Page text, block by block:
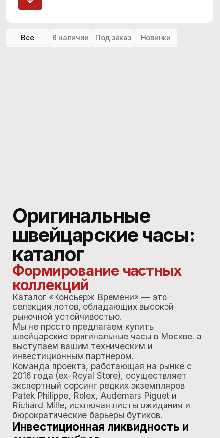
инвестиционным партнером.
Команда проекта, работающая на рынке с
2016 года (ex-Royal Store), осуществляет
экспертный сорсинг редких экземпляров
Patek Philippe, Rolex, Audemars Piguet и
Richard Mille, исключая листы ожидания и
бюрократические барьеры бутиков.
Инвестиционная ликвидность и
аудит калибров
Каждое изделие в нашем листинге проходит
многоуровневый аудит подлинности,
юридической чистоты и обязательную
проверку точности хода на
профессиональном оборудовании.
Мы фокусируемся на моделях с высоким
потенциалом капитализации, обеспечивая
клиентам доступ к часовым активам,
которые сохраняют и преумножают свою
ценность вне зависимости от волатильности
рынка.
Формат обслуживания и
глобальный сорсинг
Приобретение сложных механизмов в
«Консьерж Времени» строится на принципах
приватности. Наш формат работы полностью
адаптирован под ваш график: